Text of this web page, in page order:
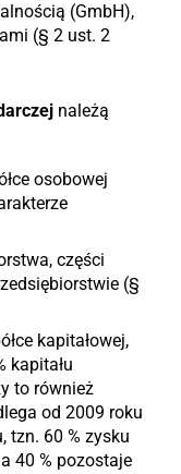
(GmbH),
(§ 2 ust. 2
należą
osobowej
części
(§
kapitałowej,
kapitału
to również
od 2009 roku
tzn. 60 % zysku
40 % pozostaje